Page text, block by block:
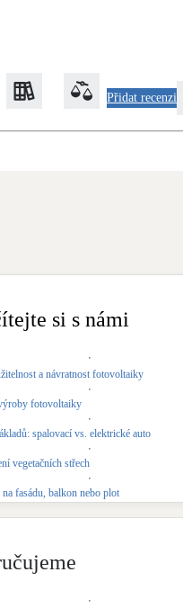
Přidat recenzi
zdroje vytápění
střecha
střechy
si s námi
a návratnost fotovoltaiky
fotovoltaiky
spalovací vs. elektrické auto
vegetačních střech
fasádu, balkon nebo plot